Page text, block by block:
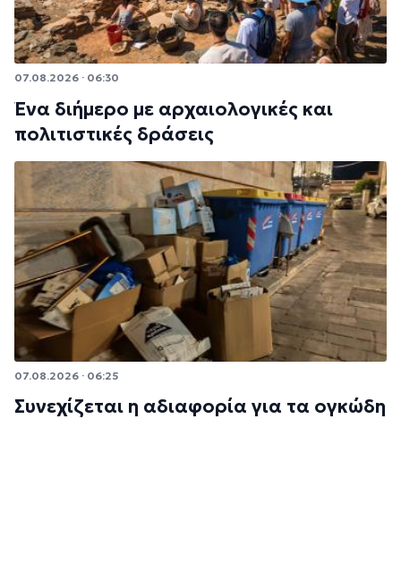
07.08.2026 · 06:30
Ένα διήμερο με αρχαιολογικές και
πολιτιστικές δράσεις
07.08.2026 · 06:25
Συνεχίζεται η αδιαφορία για τα ογκώδη